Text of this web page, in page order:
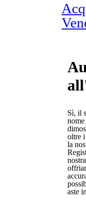
Sì, il
oltre i
la
aste